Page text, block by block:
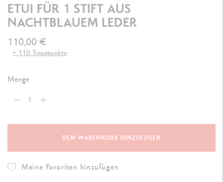
ETUI FÜR 1 STIFT AUS
NACHTBLAUEM LEDER
110,00 €
+ 110 Treuepunkte
Menge
DEM WARENKORB HINZUFÜGEN
Meine Favoriten hinzufügen